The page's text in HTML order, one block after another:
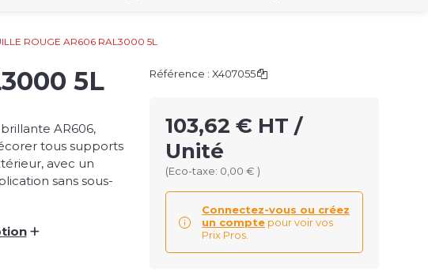
ROUGE AR606 RAL3000 5L
5L
AR606,
tous supports
avec un
sans sous-
+
Référence : X407055
103,62 € HT /
Unité
(Eco-taxe: 0,00 € )
Connectez-vous ou créez
un compte pour voir vos
Prix Pros.